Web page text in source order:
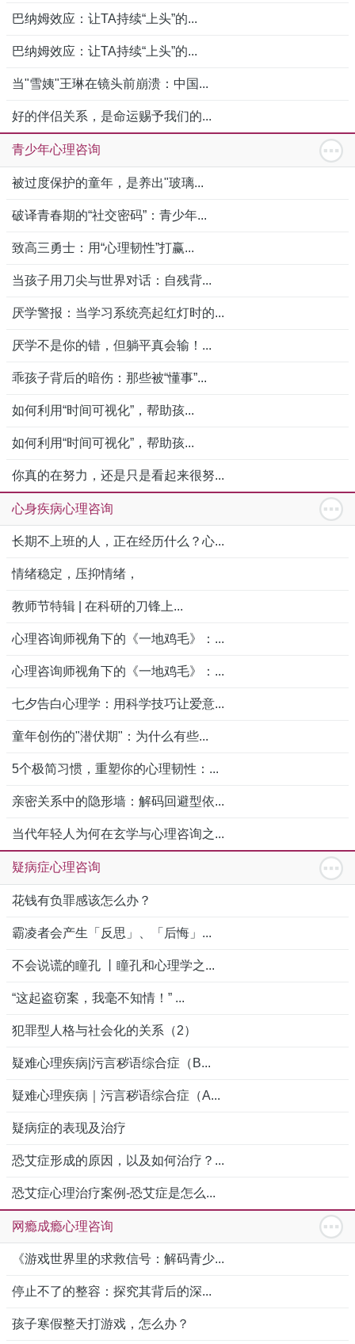
巴纳姆效应：让TA持续“上头”的...
巴纳姆效应：让TA持续“上头”的...
当"雪姨"王琳在镜头前崩溃：中国...
好的伴侣关系，是命运赐予我们的...
青少年心理咨询
被过度保护的童年，是养出"玻璃...
破译青春期的“社交密码”：青少年...
致高三勇士：用“心理韧性”打赢...
当孩子用刀尖与世界对话：自残背...
厌学警报：当学习系统亮起红灯时的...
厌学不是你的错，但躺平真会输！...
乖孩子背后的暗伤：那些被“懂事”...
如何利用“时间可视化”，帮助孩...
如何利用“时间可视化”，帮助孩...
你真的在努力，还是只是看起来很努...
心身疾病心理咨询
长期不上班的人，正在经历什么？心...
情绪稳定，压抑情绪，
教师节特辑 | 在科研的刀锋上...
心理咨询师视角下的《一地鸡毛》：...
心理咨询师视角下的《一地鸡毛》：...
七夕告白心理学：用科学技巧让爱意...
童年创伤的"潜伏期"：为什么有些...
5个极简习惯，重塑你的心理韧性：...
亲密关系中的隐形墙：解码回避型依...
当代年轻人为何在玄学与心理咨询之...
疑病症心理咨询
花钱有负罪感该怎么办？
霸凌者会产生「反思」、「后悔」...
不会说谎的瞳孔 丨瞳孔和心理学之...
“这起盗窃案，我毫不知情！” ...
犯罪型人格与社会化的关系（2）
疑难心理疾病|污言秽语综合症（B...
疑难心理疾病｜污言秽语综合症（A...
疑病症的表现及治疗
恐艾症形成的原因，以及如何治疗？...
恐艾症心理治疗案例-恐艾症是怎么...
网瘾成瘾心理咨询
《游戏世界里的求救信号：解码青少...
停止不了的整容：探究其背后的深...
孩子寒假整天打游戏，怎么办？